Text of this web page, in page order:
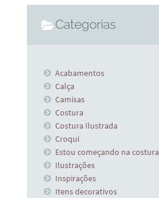
Categorias
Acabamentos
Calça
Camisas
Costura
Costura Ilustrada
Croqui
Estou começando na costura
Ilustrações
Inspirações
Itens decorativos